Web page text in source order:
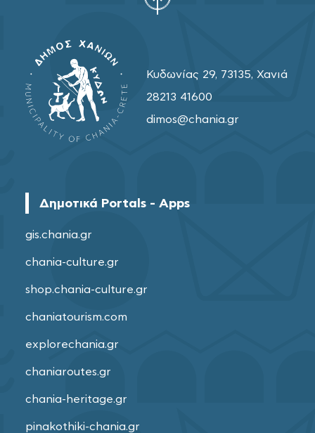
Κυδωνίας 29, 73135, Χανιά
28213 41600
dimos@chania.gr
Δημοτικά Portals - Apps
gis.chania.gr
chania-culture.gr
shop.chania-culture.gr
chaniatourism.com
explorechania.gr
chaniaroutes.gr
chania-heritage.gr
pinakothiki-chania.gr